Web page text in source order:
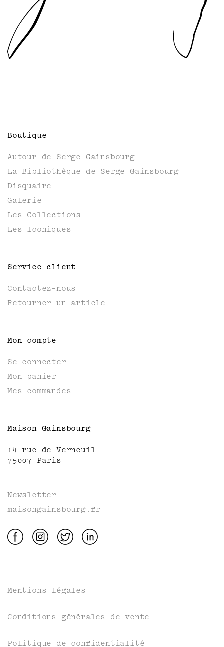
Boutique
Autour de Serge Gainsbourg
La Bibliothèque de Serge Gainsbourg
Disquaire
Galerie
Les Collections
Les Iconiques
Service client
Contactez-nous
Retourner un article
Mon compte
Se connecter
Mon panier
Mes commandes
Maison Gainsbourg
14 rue de Verneuil
75007 Paris
Newsletter
maisongainsbourg.fr
Mentions légales
Conditions générales de vente
Politique de confidentialité